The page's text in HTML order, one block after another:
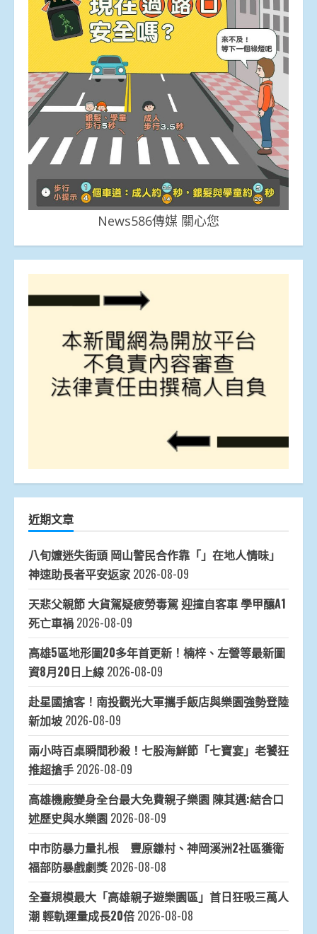
News586傳媒 關心您
近期文章
八旬嬤迷失街頭 岡山警民合作靠「」在地人情味」
神速助長者平安返家 2026-08-09
天悲父親節 大貨駕疑疲勞毒駕 迎撞自客車 學甲釀A1
死亡車禍 2026-08-09
高雄5區地形圖20多年首更新！楠梓、左營等最新圖
資8月20日上線 2026-08-09
赴星國搶客！南投觀光大軍攜手飯店與樂園強勢登陸
新加坡 2026-08-09
兩小時百桌瞬間秒殺！七股海鮮節「七寶宴」老饕狂
推超搶手 2026-08-09
高雄機廠變身全台最大免費親子樂園 陳其邁:結合口
述歷史與水樂園 2026-08-09
中市防暴力量扎根 豐原鎌村、神岡溪洲2社區獲衛
福部防暴戲劇獎 2026-08-08
全臺規模最大「高雄親子遊樂園區」首日狂吸三萬人
潮 輕軌運量成長20倍 2026-08-08